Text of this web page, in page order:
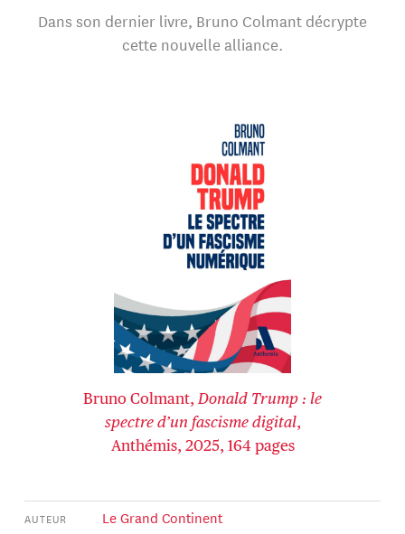
Dans son dernier livre, Bruno Colmant décrypte
cette nouvelle alliance.
Bruno Colmant,Donald Trump : le
spectre d’un fascisme digital,
Anthémis, 2025, 164 pages
AUTEUR Le Grand Continent